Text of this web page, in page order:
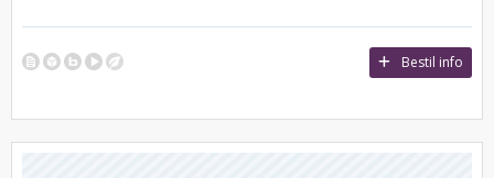
Bestil info